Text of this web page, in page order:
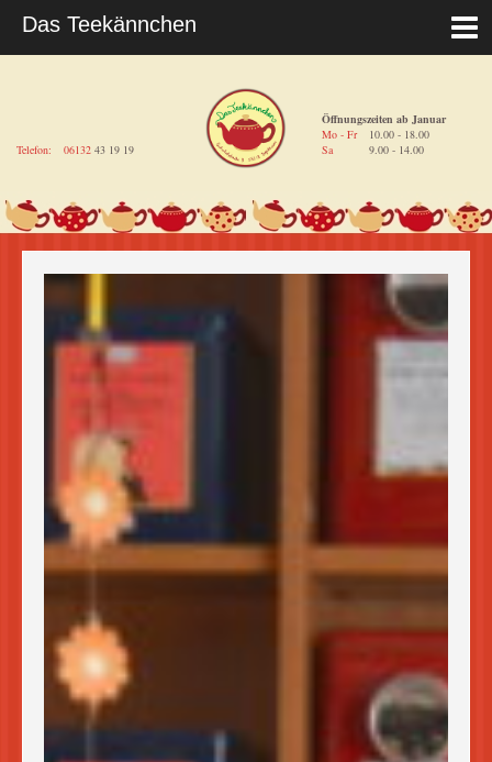
Telefon: 06132 43 19 19
Öffnungszeiten ab Januar
Mo - Fr
10.00 - 18.00
Sa
9.00 - 14.00